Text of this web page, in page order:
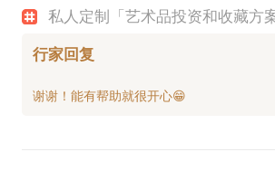
苏州博物馆吴门画派仇英大展
公众微信号：“逛展览” guangzhanlan
私人定制「艺术品投资和收藏方案
行家回复